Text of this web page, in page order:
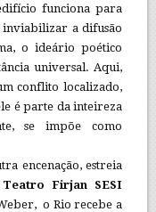
funciona para
a difusão
o ideário poético
universal. Aqui,
conflito localizado,
é parte da inteireza
se impõe como
encenação, estreia
Teatro Firjan SESI
o Rio recebe a